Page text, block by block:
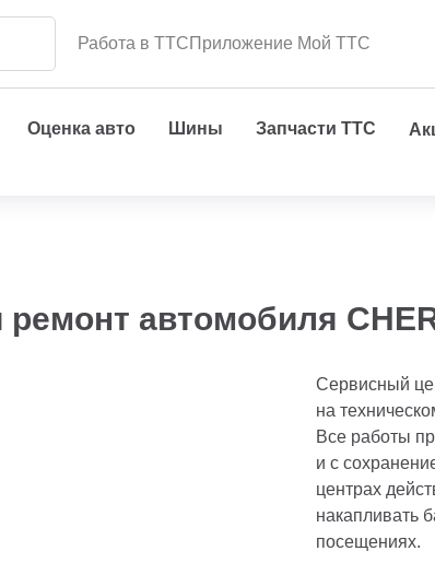
Работа в ТТСПриложение Мой ТТС
Оценка авто Шины Запчасти ТТС
автомобиля
Сервисный
на
Все работы
и с
центрах
накапливать
посещениях.